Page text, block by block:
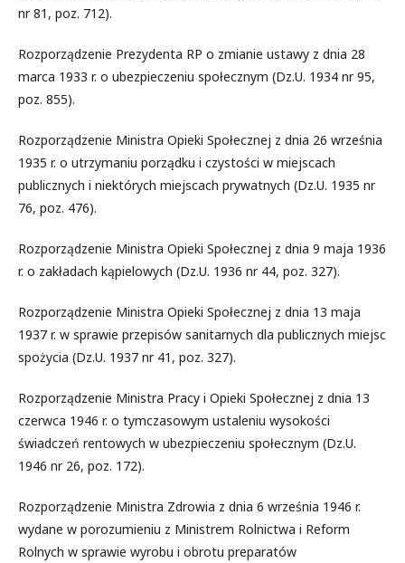
nr 81, poz. 712).
Rozporządzenie Prezydenta RP o zmianie ustawy z dnia 28
marca 1933 r. o ubezpieczeniu społecznym (Dz.U. 1934 nr 95,
poz. 855).
Rozporządzenie Ministra Opieki Społecznej z dnia 26 września
1935 r. o utrzymaniu porządku i czystości w miejscach
publicznych i niektórych miejscach prywatnych (Dz.U. 1935 nr
76, poz. 476).
Rozporządzenie Ministra Opieki Społecznej z dnia 9 maja 1936
r. o zakładach kąpielowych (Dz.U. 1936 nr 44, poz. 327).
Rozporządzenie Ministra Opieki Społecznej z dnia 13 maja
1937 r. w sprawie przepisów sanitarnych dla publicznych miejsc
spożycia (Dz.U. 1937 nr 41, poz. 327).
Rozporządzenie Ministra Pracy i Opieki Społecznej z dnia 13
czerwca 1946 r. o tymczasowym ustaleniu wysokości
świadczeń rentowych w ubezpieczeniu społecznym (Dz.U.
1946 nr 26, poz. 172).
Rozporządzenie Ministra Zdrowia z dnia 6 września 1946 r.
wydane w porozumieniu z Ministrem Rolnictwa i Reform
Rolnych w sprawie wyrobu i obrotu preparatów